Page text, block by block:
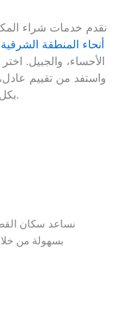
نقدم خدمات شراء
أنحاء المنطقة الشرقية
الأحساء، والجبيل.
واستفد من تقييم
بكل سهولة واحترافية.
نساعد سكان
بسهولة من